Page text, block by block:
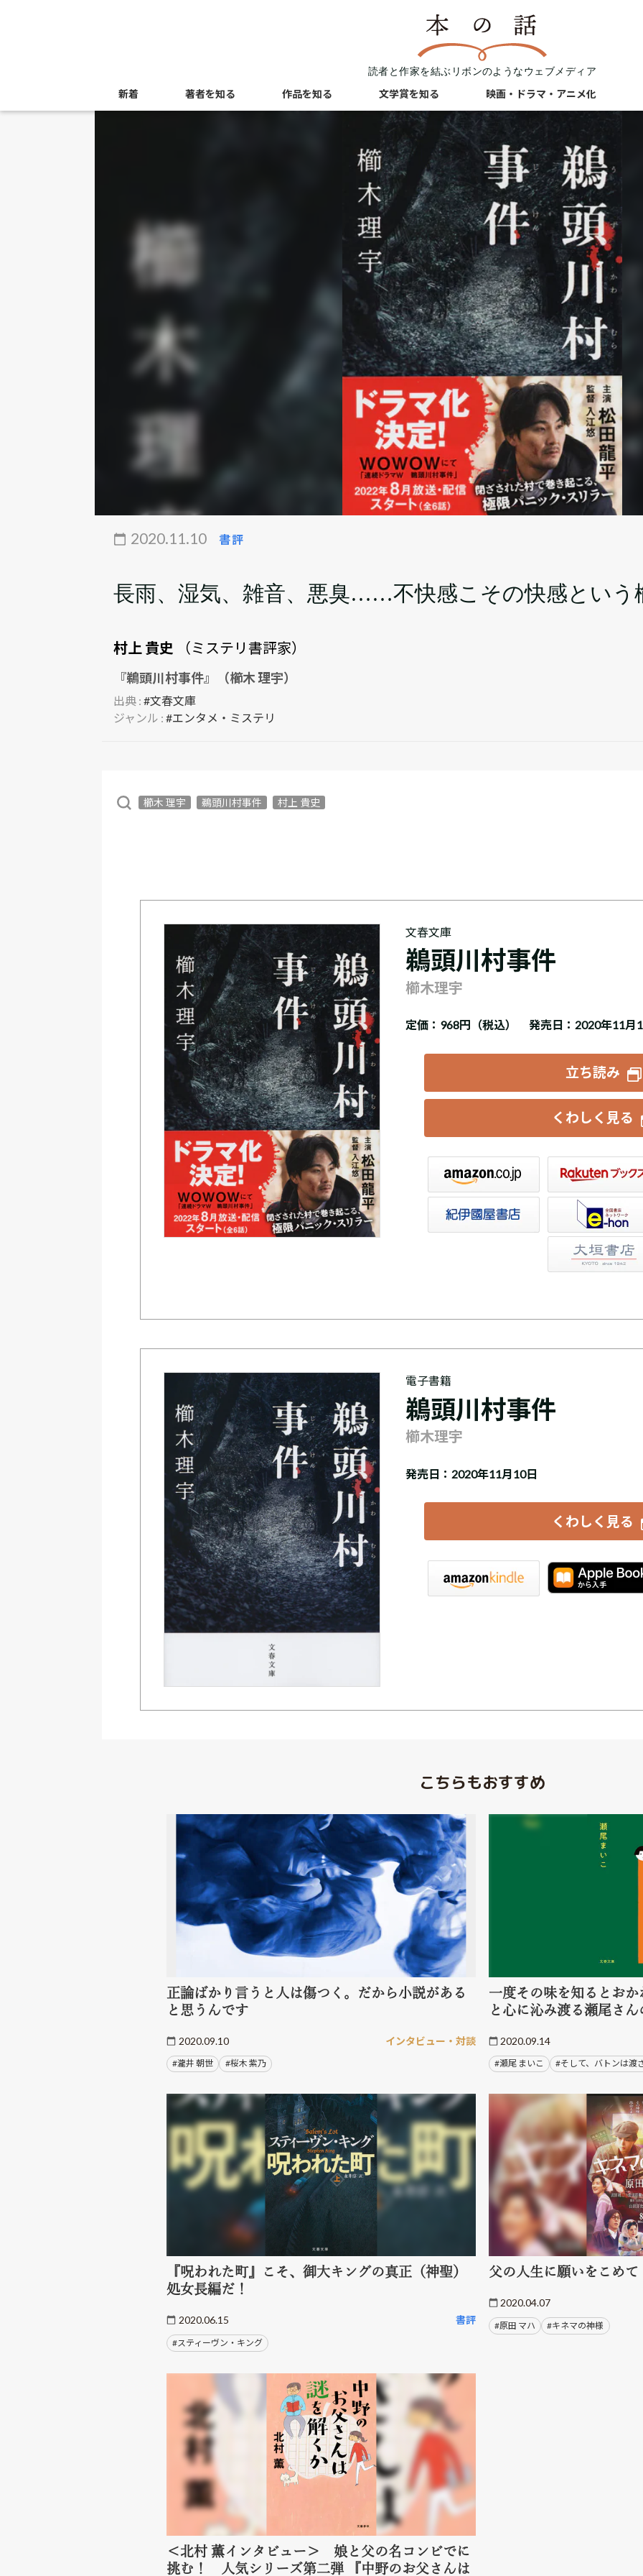
読者と作家を結ぶリボンのようなウェブメディア
新着 著者を知る 作品を知る 文学賞を知る 映画・ドラマ・アニメ化
2020.11.10 書評
長雨、湿気、雑音、悪臭……不快感こその快感という
村上 貴史 （ミステリ書評家）
『鵜頭川村事件』（櫛木 理宇）
出典 : #文春文庫
ジャンル : #エンタメ・ミステリ
櫛木 理宇 鵜頭川村事件 村上 貴史
文春文庫
鵜頭川村事件
櫛木理宇
定価： 968円（税込） 発売日：2020年11月
立ち読み
くわしく見る
Amazon 楽天ブックス セブンネット
紀伊國屋書店ウェブストア
e-hon HonyaClub
電子書籍
鵜頭川村事件
櫛木理宇
発売日：2020年11月10日
くわしく見る
Amazon Kindleストア iBookstore 楽天Kobo
こちらもおすすめ
正論ばかり言うと人は傷つく。だから小説がある
と思うんです
2020.09.10 インタビュー・対談
#瀧井 朝世 #桜木 紫乃
一度その味を知るとお
と心に沁み渡る瀬尾さん
2020.09.14
#瀬尾 まいこ #そして、バトンは渡
『呪われた町』こそ、御大キングの真正（神聖）
処女長編だ！
2020.06.15 書評
#スティーヴン・キング
父の人生に願いをこめて
2020.04.07
#原田 マハ #キネマの神様
＜北村 薫インタビュー＞ 娘と父の名コンビでに
挑む！ 人気シリーズ第二弾 『中野のお父さんは